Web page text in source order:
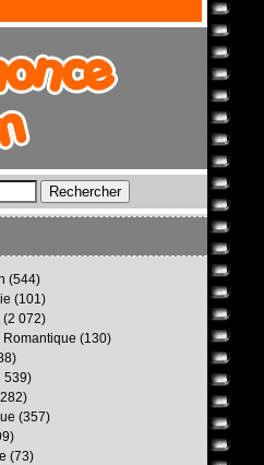
(544)
(101)
(2 072)
(130)
539)
(357)
(73)